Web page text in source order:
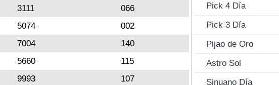
3111
066
5074
002
7004
140
5660
115
9993
107
Pick 4 Día
Pick 3 Día
Pijao de Oro
Astro Sol
Sinuano Día